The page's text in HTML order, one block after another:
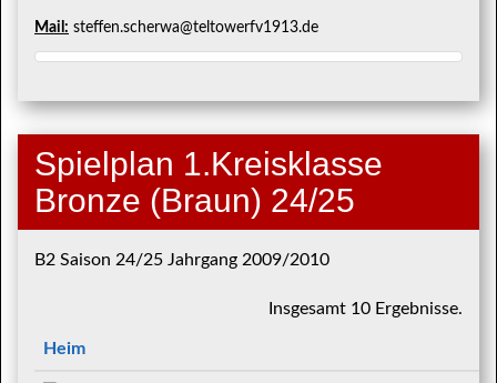
Mail: steffen.scherwa@teltowerfv1913.de
Spielplan 1.Kreisklasse
Bronze (Braun) 24/25
B2 Saison 24/25 Jahrgang 2009/2010
Insgesamt 10 Ergebnisse.
Heim